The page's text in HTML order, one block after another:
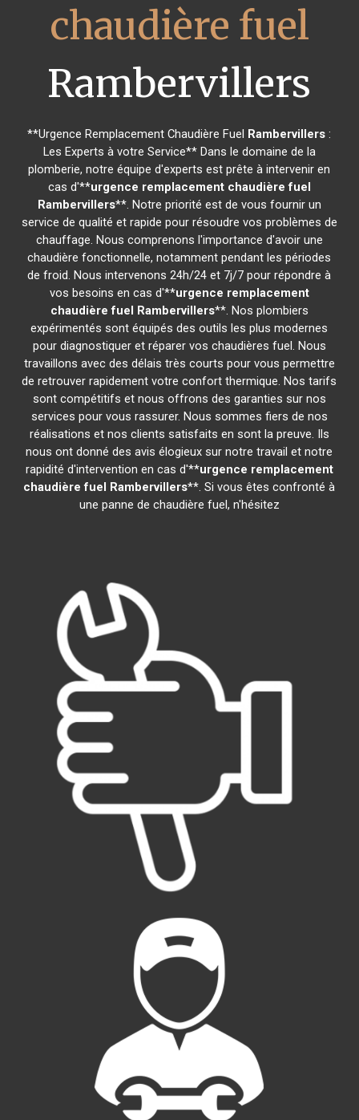
chaudière fuel
Rambervillers
**Urgence Remplacement Chaudière Fuel Rambervillers :
Les Experts à votre Service** Dans le domaine de la
plomberie, notre équipe d'experts est prête à intervenir en
cas d'**urgence remplacement chaudière fuel
Rambervillers**. Notre priorité est de vous fournir un
service de qualité et rapide pour résoudre vos problèmes de
chauffage. Nous comprenons l'importance d'avoir une
chaudière fonctionnelle, notamment pendant les périodes
de froid. Nous intervenons 24h/24 et 7j/7 pour répondre à
vos besoins en cas d'**urgence remplacement
chaudière fuel Rambervillers**. Nos plombiers
expérimentés sont équipés des outils les plus modernes
pour diagnostiquer et réparer vos chaudières fuel. Nous
travaillons avec des délais très courts pour vous permettre
de retrouver rapidement votre confort thermique. Nos tarifs
sont compétitifs et nous offrons des garanties sur nos
services pour vous rassurer. Nous sommes fiers de nos
réalisations et nos clients satisfaits en sont la preuve. Ils
nous ont donné des avis élogieux sur notre travail et notre
rapidité d'intervention en cas d'**urgence remplacement
chaudière fuel Rambervillers**. Si vous êtes confronté à
une panne de chaudière fuel, n'hésitez